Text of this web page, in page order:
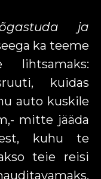
ja
ka teeme
lihtsamaks:
kuidas
auto kuskile
mitte jääda
kuhu te
teie reisi